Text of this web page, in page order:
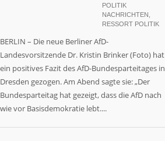
POLITIK
NACHRICHTEN
RESSORT POLITIK
BERLIN – Die neue Berliner AfD-
Landesvorsitzende Dr. Kristin Brinker (Foto) hat
ein positives Fazit des AfD-Bundesparteitages in
Dresden gezogen. Am Abend sagte sie: „Der
Bundesparteitag hat gezeigt, dass die AfD nach
wie vor Basisdemokratie lebt....